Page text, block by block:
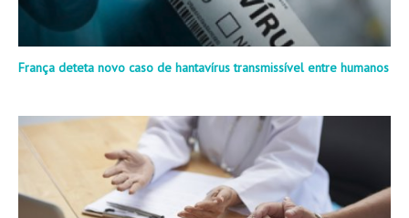
França deteta novo caso de hantavírus transmissível entre humanos